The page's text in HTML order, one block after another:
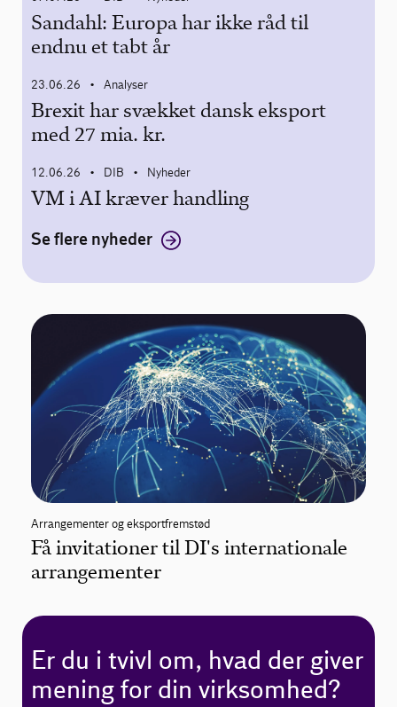
Sandahl: Europa har ikke råd til
endnu et tabt år
23.06.26 • Analyser
Brexit har svækket dansk eksport
med 27 mia. kr.
12.06.26 • DIB • Nyheder
VM i AI kræver handling
Se flere nyheder
Arrangementer og eksportfremstød
Få invitationer til DI's internationale
arrangementer
Er du i tvivl om, hvad der giver
mening for din virksomhed?